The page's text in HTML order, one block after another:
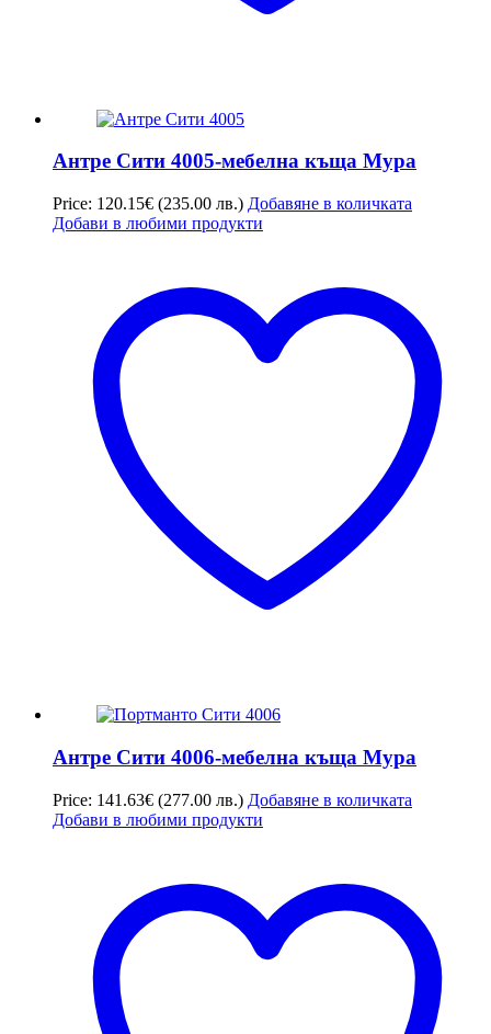
Антре Сити 4005-мебелна къща Мура
Price: 120.15€ (235.00 лв.) Добавяне в количката
Добави в любими продукти
Антре Сити 4006-мебелна къща Мура
Price: 141.63€ (277.00 лв.) Добавяне в количката
Добави в любими продукти